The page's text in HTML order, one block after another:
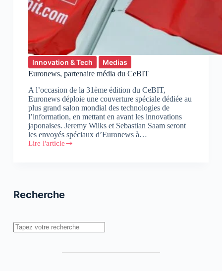
Innovation & Tech
Medias
Euronews, partenaire média du CeBIT
A l’occasion de la 31ème édition du CeBIT,
Euronews déploie une couverture spéciale dédiée au
plus grand salon mondial des technologies de
l’information, en mettant en avant les innovations
japonaises. Jeremy Wilks et Sebastian Saam seront
les envoyés spéciaux d’Euronews à…
Lire l'article
Euronews,
Recherche
Rechercher